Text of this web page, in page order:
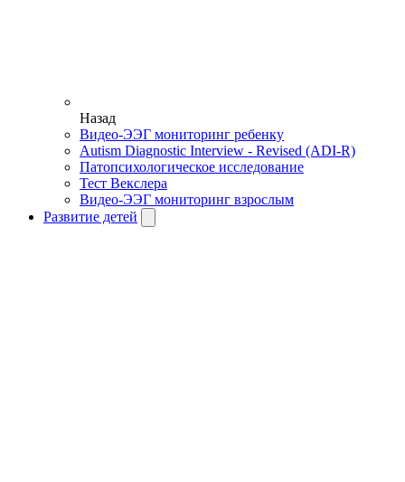
Назад
Видео-ЭЭГ мониторинг ребенку
Autism Diagnostic Interview - Revised (ADI-R)
Патопсихологическое исследование
Тест Векслера
Видео-ЭЭГ мониторинг взрослым
Развитие детей